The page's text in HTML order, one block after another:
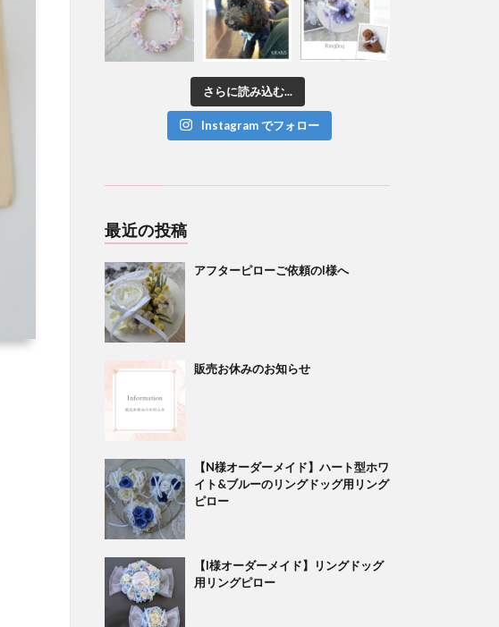
さらに読み込む...
Instagram でフォロー
最近の投稿
アフターピローご依頼のI様へ
販売お休みのお知らせ
【N様オーダーメイド】ハート型ホワ
イト&ブルーのリングドッグ用リング
ピロー
【I様オーダーメイド】リングドッグ
用リングピロー